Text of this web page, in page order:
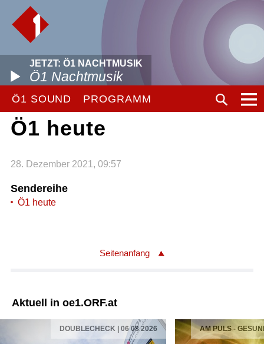
JETZT: Ö1 NACHTMUSIK
Ö1 Nachtmusik
Ö1 SOUND PROGRAMM
Ö1 heute
28. Dezember 2021, 09:57
Sendereihe
Ö1 heute
Seitenanfang
Aktuell in oe1.ORF.at
DOUBLECHECK | 06 08 2026 AM PULS -